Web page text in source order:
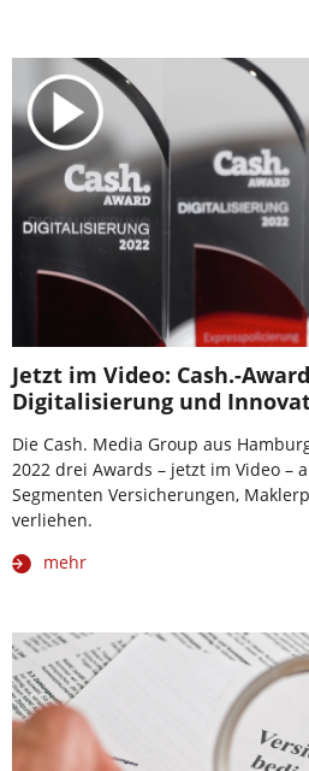
Jetzt im Video: Cash.-
Digitalisierung und
Die Cash. Media Group aus
2022 drei Awards – jetzt im Video –
Segmenten Versicherungen,
verliehen.
mehr